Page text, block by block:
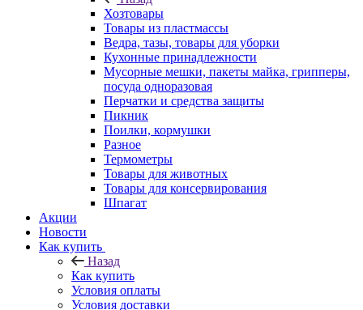
Хозтовары
Товары из пластмассы
Ведра, тазы, товары для уборки
Кухонные принадлежности
Мусорные мешки, пакеты майка, грипперы,
посуда одноразовая
Перчатки и средства защиты
Пикник
Поилки, кормушки
Разное
Термометры
Товары для животных
Товары для консервирования
Шпагат
Акции
Новости
Как купить
Назад
Как купить
Условия оплаты
Условия доставки